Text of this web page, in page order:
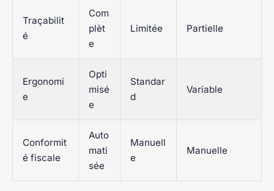
Traçabilit
é
Com
plèt
e
Limitée Partielle
Ergonomi
e
Opti
misé
e
Standar
d
Variable
Conformit
é fiscale
Auto
mati
sée
Manuell
e
Manuelle